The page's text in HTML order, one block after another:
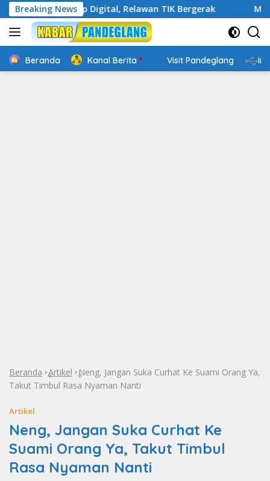
Langsung
ke
konten
Breaking News
Cakap Digital, Relawan TIK Bergerak Mengenal
Beranda Kanal Berita Visit Pandeglang
Beranda »
Artikel »Neng, Jangan Suka Curhat Ke Suami Orang Ya,
Takut Timbul Rasa Nyaman Nanti
Artikel
Neng, Jangan Suka Curhat Ke
Suami Orang Ya, Takut Timbul
Rasa Nyaman Nanti